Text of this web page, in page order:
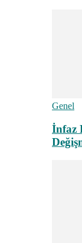
Genel
İnfaz